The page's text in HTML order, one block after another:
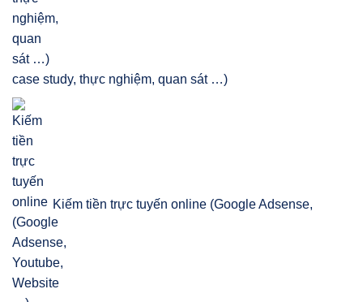
case study, thực nghiệm, quan sát …)
Kiếm tiền trực tuyến online (Google Adsense,